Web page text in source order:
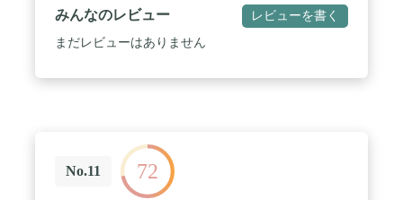
みんなのレビュー レビューを書く
まだレビューはありません
No.11 72